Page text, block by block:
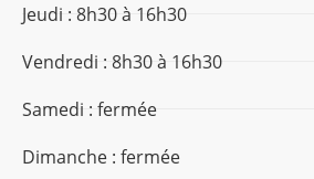
Jeudi : 8h30 à 16h30
Vendredi : 8h30 à 16h30
Samedi : fermée
Dimanche : fermée